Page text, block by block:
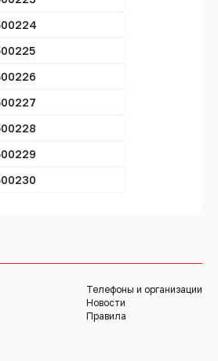
Телефоны и организации
Новости
Правила